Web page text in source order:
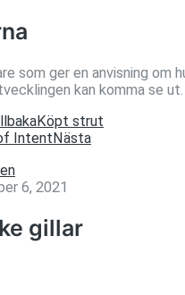
som ger en anvisning om
kan komma se ut.
Köpt strut
IntentNästa
6, 2021
gillar